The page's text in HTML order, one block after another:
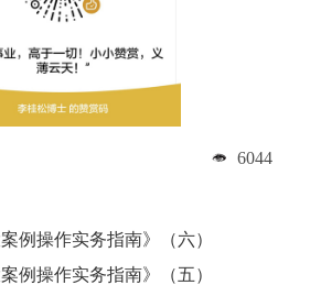
6044
例操作实务指南》（六）
例操作实务指南》（五）